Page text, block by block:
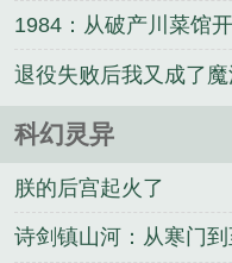
1984：从破产川菜馆
退役失败后我又成了
科幻灵异
朕的后宫起火了
诗剑镇山河：从寒门